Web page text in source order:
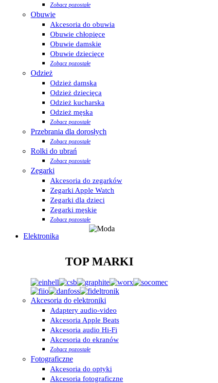
Zobacz pozostałe
Obuwie
Akcesoria do obuwia
Obuwie chłopięce
Obuwie damskie
Obuwie dziecięce
Zobacz pozostałe
Odzież
Odzież damska
Odzież dziecięca
Odzież kucharska
Odzież męska
Zobacz pozostałe
Przebrania dla dorosłych
Zobacz pozostałe
Rolki do ubrań
Zobacz pozostałe
Zegarki
Akcesoria do zegarków
Zegarki Apple Watch
Zegarki dla dzieci
Zegarki męskie
Zobacz pozostałe
Elektronika
TOP MARKI
Akcesoria do elektroniki
Adaptery audio-video
Akcesoria Apple Beats
Akcesoria audio Hi-Fi
Akcesoria do ekranów
Zobacz pozostałe
Fotograficzne
Akcesoria do optyki
Akcesoria fotograficzne